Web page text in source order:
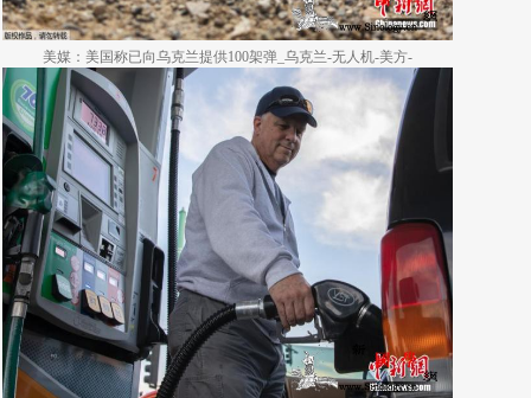
美媒：美国称已向乌克兰提供100架弹_乌克兰-无人机-美方-